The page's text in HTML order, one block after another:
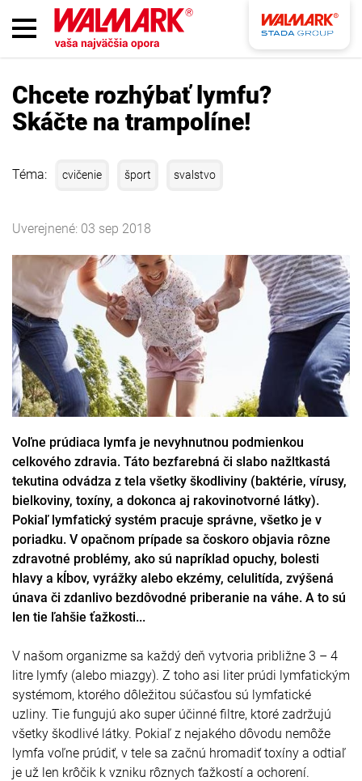
Chcete rozhýbať lymfu?
Skáčte na trampolíne!
Téma: cvičenie šport svalstvo
Uverejnené: 03 sep 2018
Voľne prúdiaca lymfa je nevyhnutnou podmienkou
celkového zdravia. Táto bezfarebná či slabo nažltkastá
tekutina odvádza z tela všetky škodliviny (baktérie, vírusy,
bielkoviny, toxíny, a dokonca aj rakovinotvorné látky).
Pokiaľ lymfatický systém pracuje správne, všetko je v
poriadku. V opačnom prípade sa čoskoro objavia rôzne
zdravotné problémy, ako sú napríklad opuchy, bolesti
hlavy a kĺbov, vyrážky alebo ekzémy, celulitída, zvýšená
únava či zdanlivo bezdôvodné priberanie na váhe. A to sú
len tie ľahšie ťažkosti...
V našom organizme sa každý deň vytvoria približne 3 – 4
litre lymfy (alebo miazgy). Z toho asi liter prúdi lymfatickým
systémom, ktorého dôležitou súčasťou sú lymfatické
uzliny. Tie fungujú ako super účinné filtre, ktoré zadržujú
všetky škodlivé látky. Pokiaľ z nejakého dôvodu nemôže
lymfa voľne prúdiť, v tele sa začnú hromadiť toxíny a odtiaľ
je už len krôčik k vzniku rôznych ťažkostí a ochorení.